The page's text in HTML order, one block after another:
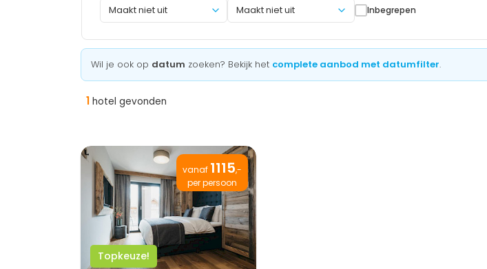
Maakt niet uit Inbegrepen
Wil je ook op datum zoeken? Bekijk het complete aanbod met datumfilter.
1 hotel gevonden
vanaf 1115,-
per persoon
Topkeuze!